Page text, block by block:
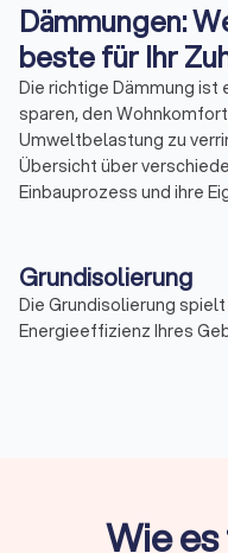
Dämmungen:
beste für Ihr
Die richtige Dämmung ist
sparen, den
Umweltbelastung zu
Übersicht über
Einbauprozess und ihre
Grundisolierung
Die Grundisolierung
Energieeffizienz Ihres
schützen auch vor
Wie